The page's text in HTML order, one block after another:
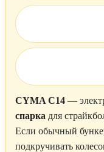
CYMA C14 —
спарка для
Если обычный
подкручивать